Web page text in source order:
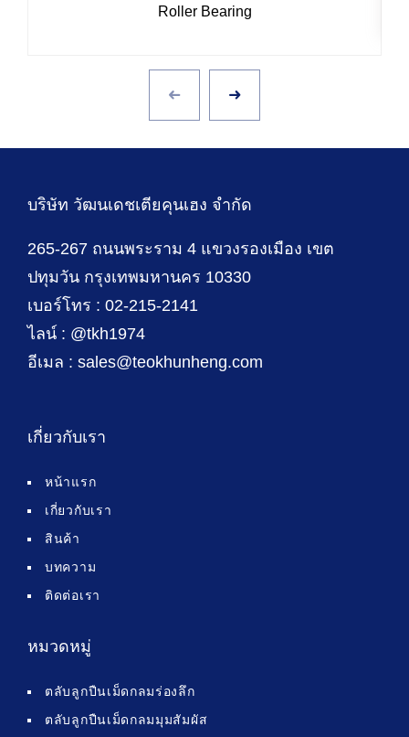
Roller Bearing
บริษัท วัฒนเดชเตียคุนเฮง จำกัด
265-267 ถนนพระราม 4 แขวงรองเมือง เขต
ปทุมวัน กรุงเทพมหานคร 10330
เบอร์โทร : 02-215-2141
ไลน์ : @tkh1974
อีเมล : sales@teokhunheng.com
เกี่ยวกับเรา
หน้าแรก
เกี่ยวกับเรา
สินค้า
บทความ
ติดต่อเรา
หมวดหมู่
ตลับลูกปืนเม็ดกลมร่องลึก
ตลับลูกปืนเม็ดกลมมุมสัมผัส